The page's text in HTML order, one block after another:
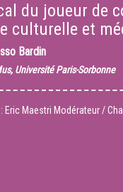
du joueur de
culturelle et
Bardin
Université Paris-Sorbonne
Eric Maestri Modérateur /